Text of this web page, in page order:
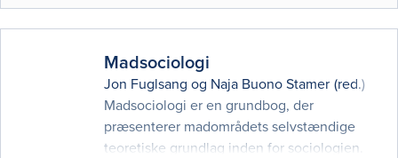
Madsociologi
Jon Fuglsang og Naja Buono Stamer (red.)
Madsociologi er en grundbog, der
præsenterer madområdets selvstændige
teoretiske grundlag inden for sociologien.